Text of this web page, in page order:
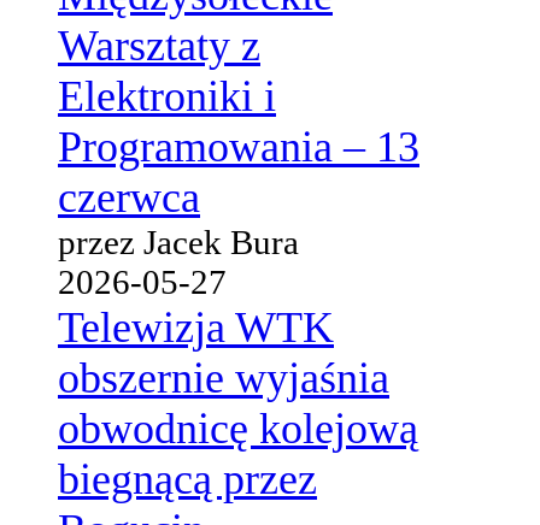
Warsztaty z
Elektroniki i
Programowania – 13
czerwca
przez Jacek Bura
2026-05-27
Telewizja WTK
obszernie wyjaśnia
obwodnicę kolejową
biegnącą przez